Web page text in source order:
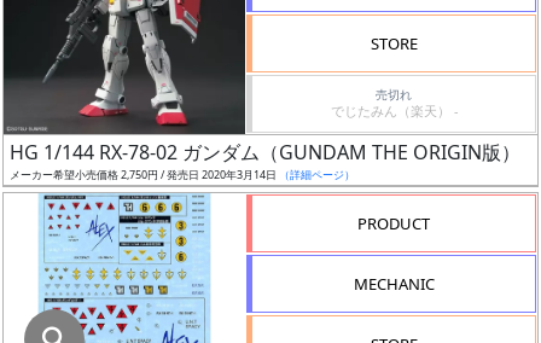
最
安
値
STORE
売切れ
でじたみん（楽天） -
HG 1/144 RX-78-02 ガンダム（GUNDAM THE ORIGIN版）
メーカー希望小売価格 2,750円 / 発売日 2020年3月14日 （詳細ページ）
PRODUCT
MECHANIC